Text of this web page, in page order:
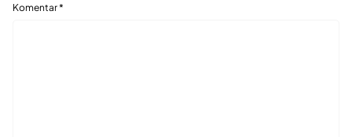
Komentar*